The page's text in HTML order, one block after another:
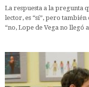
La respuesta a la pregunta
lector, es “sí”, pero también
“no, Lope de Vega no